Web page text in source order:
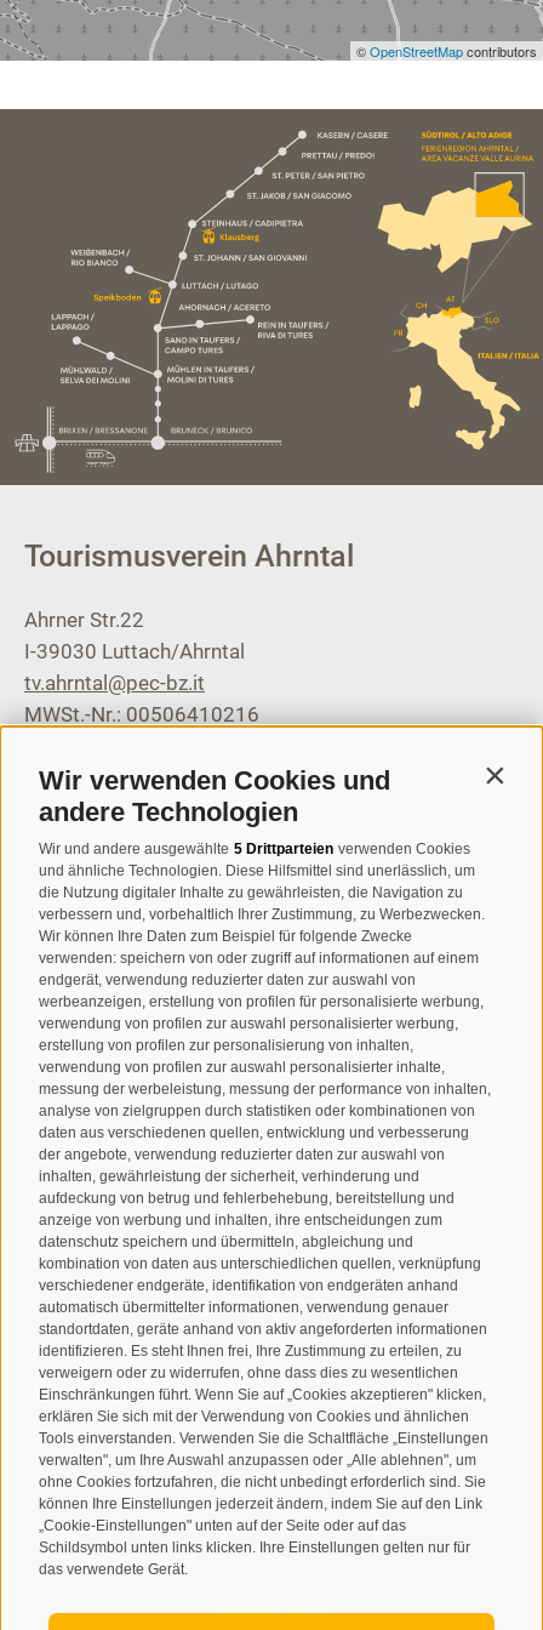
Wir verwenden Cookies und
andere Technologien
Wir und andere ausgewählte 5 Drittparteien verwenden Cookies
und ähnliche Technologien. Diese Hilfsmittel sind unerlässlich, um
die Nutzung digitaler Inhalte zu gewährleisten, die Navigation zu
verbessern und, vorbehaltlich Ihrer Zustimmung, zu Werbezwecken.
Wir können Ihre Daten zum Beispiel für folgende Zwecke
verwenden: speichern von oder zugriff auf informationen auf einem
endgerät, verwendung reduzierter daten zur auswahl von
werbeanzeigen, erstellung von profilen für personalisierte werbung,
verwendung von profilen zur auswahl personalisierter werbung,
erstellung von profilen zur personalisierung von inhalten,
verwendung von profilen zur auswahl personalisierter inhalte,
messung der werbeleistung, messung der performance von inhalten,
analyse von zielgruppen durch statistiken oder kombinationen von
daten aus verschiedenen quellen, entwicklung und verbesserung
der angebote, verwendung reduzierter daten zur auswahl von
inhalten, gewährleistung der sicherheit, verhinderung und
aufdeckung von betrug und fehlerbehebung, bereitstellung und
anzeige von werbung und inhalten, ihre entscheidungen zum
datenschutz speichern und übermitteln, abgleichung und
kombination von daten aus unterschiedlichen quellen, verknüpfung
verschiedener endgeräte, identifikation von endgeräten anhand
automatisch übermittelter informationen, verwendung genauer
standortdaten, geräte anhand von aktiv angeforderten informationen
identifizieren. Es steht Ihnen frei, Ihre Zustimmung zu erteilen, zu
verweigern oder zu widerrufen, ohne dass dies zu wesentlichen
Einschränkungen führt. Wenn Sie auf „Cookies akzeptieren" klicken,
erklären Sie sich mit der Verwendung von Cookies und ähnlichen
Tools einverstanden. Verwenden Sie die Schaltfläche „Einstellungen
verwalten", um Ihre Auswahl anzupassen oder „Alle ablehnen", um
ohne Cookies fortzufahren, die nicht unbedingt erforderlich sind. Sie
können Ihre Einstellungen jederzeit ändern, indem Sie auf den Link
„Cookie-Einstellungen" unten auf der Seite oder auf das
Schildsymbol unten links klicken. Ihre Einstellungen gelten nur für
das verwendete Gerät.
©OpenStreetMapcontributors
Tourismusverein Ahrntal
Ahrner Str.22
I-39030 Luttach/Ahrntal
tv.ahrntal@pec-bz.it
MWSt.-Nr.: 00506410216
T+39 0474 671136
info@ahrntal.it
Tourismusverein Sand in
Taufers
Josef-Jungmann-Str. 8
I-39032 Sand in Taufers
MWSt.-Nr: 00518320213
T+39 0474 678076
info@taufers.com
Newsletteranmeldung
Ich habe dieDatenschutzbestimmungengelesen und
verstanden und stimme der Verarbeitung meiner
personenbezogenen Daten durch den Verantwortlichen zu
ANMELDEN